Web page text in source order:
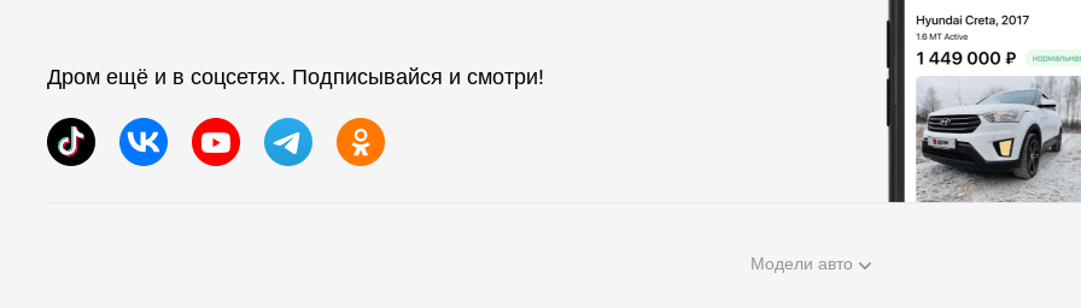
Дром ещё и в соцсетях. Подписывайся и смотри!
Модели авто